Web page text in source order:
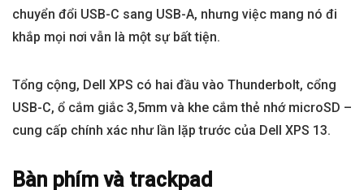
chuyển đổi USB-C sang USB-A, nhưng việc mang nó đi
khắp mọi nơi vẫn là một sự bất tiện.
Tổng cộng, Dell XPS có hai đầu vào Thunderbolt, cổng
USB-C, ổ cắm giắc 3,5mm và khe cắm thẻ nhớ microSD –
cung cấp chính xác như lần lặp trước của Dell XPS 13.
Bàn phím và trackpad